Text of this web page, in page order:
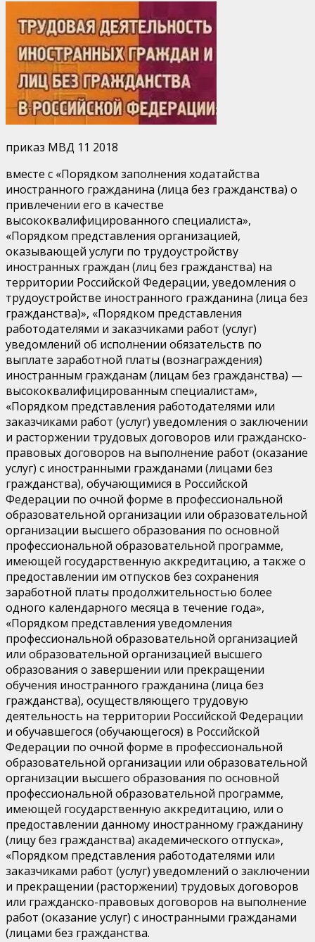
приказ МВД 11 2018
вместе с «Порядком заполнения ходатайства
иностранного гражданина (лица без гражданства) о
привлечении его в качестве
высококвалифицированного специалиста»,
«Порядком представления организацией,
оказывающей услуги по трудоустройству
иностранных граждан (лиц без гражданства) на
территории Российской Федерации, уведомления о
трудоустройстве иностранного гражданина (лица без
гражданства)», «Порядком представления
работодателями и заказчиками работ (услуг)
уведомлений об исполнении обязательств по
выплате заработной платы (вознаграждения)
иностранным гражданам (лицам без гражданства) —
высококвалифицированным специалистам»,
«Порядком представления работодателями или
заказчиками работ (услуг) уведомления о заключении
и расторжении трудовых договоров или гражданско-
правовых договоров на выполнение работ (оказание
услуг) с иностранными гражданами (лицами без
гражданства), обучающимися в Российской
Федерации по очной форме в профессиональной
образовательной организации или образовательной
организации высшего образования по основной
профессиональной образовательной программе,
имеющей государственную аккредитацию, а также о
предоставлении им отпусков без сохранения
заработной платы продолжительностью более
одного календарного месяца в течение года»,
«Порядком представления уведомления
профессиональной образовательной организацией
или образовательной организацией высшего
образования о завершении или прекращении
обучения иностранного гражданина (лица без
гражданства), осуществляющего трудовую
деятельность на территории Российской Федерации
и обучавшегося (обучающегося) в Российской
Федерации по очной форме в профессиональной
образовательной организации или образовательной
организации высшего образования по основной
профессиональной образовательной программе,
имеющей государственную аккредитацию, или о
предоставлении данному иностранному гражданину
(лицу без гражданства) академического отпуска»,
«Порядком представления работодателями или
заказчиками работ (услуг) уведомлений о заключении
и прекращении (расторжении) трудовых договоров
или гражданско-правовых договоров на выполнение
работ (оказание услуг) с иностранными гражданами
(лицами без гражданства.